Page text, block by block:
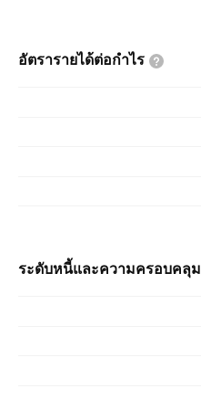
อัตรารายได้ต่อกำไร
ระดับหนี้และความครอบคลุม